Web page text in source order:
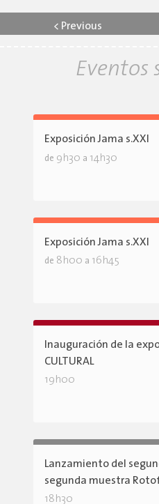
< Previous
Eventos
Exposición Jama s.XXI
de 9h30 a 14h30
Exposición Jama s.XXI
de 8h00 a 16h45
Inauguración de la
CULTURAL
19h00
Lanzamiento del
segunda muestra
18h30